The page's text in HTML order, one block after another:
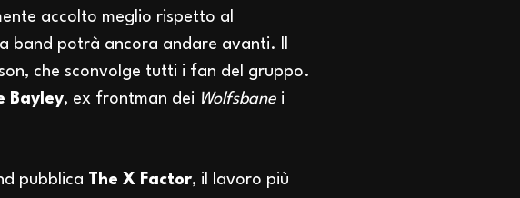
accolto meglio rispetto al
band potrà ancora andare avanti. Il
che sconvolge tutti i fan del gruppo.
Bayley, ex frontman dei Wolfsbane i
pubblica The X Factor, il lavoro più